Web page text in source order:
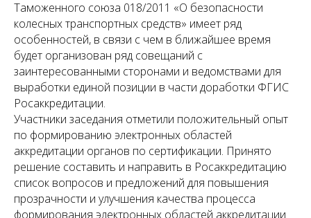
Таможенного союза 018/2011 «О безопасности
колесных транспортных средств» имеет ряд
особенностей, в связи с чем в ближайшее время
будет организован ряд совещаний с
заинтересованными сторонами и ведомствами для
выработки единой позиции в части доработки ФГИС
Росаккредитации.
Участники заседания отметили положительный опыт
по формированию электронных областей
аккредитации органов по сертификации. Принято
решение составить и направить в Росаккредитацию
список вопросов и предложений для повышения
прозрачности и улучшения качества процесса
формирования электронных областей аккредитации